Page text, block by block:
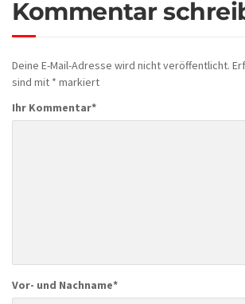
Kommentar
Deine E-Mail-Adresse wird nicht veröffentlicht.
sind mit * markiert
Ihr Kommentar*
Vor- und Nachname*